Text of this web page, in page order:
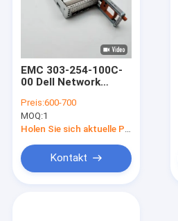
DELL EMC Powerstore
DELL EMC Isilon
DELL EMC Vmax
EMC Symmetrix DMX
DELL EMC VPLEX
EMC 303-254-100C-
00 Dell Network
GbE BaseT V2 SLIC37
Preis:600-700
MOQ:1
Holen Sie sich aktuelle Preis
Kontakt